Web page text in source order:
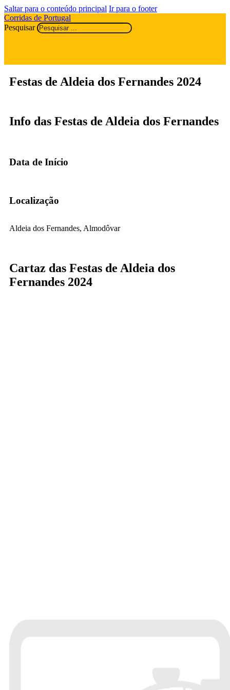
Saltar para o conteúdo principal Ir para o footer
Corridas de Portugal
Pesquisar
Festas de Aldeia dos Fernandes 2024
Info das Festas de Aldeia dos Fernandes
Data de Início
Localização
Aldeia dos Fernandes, Almodôvar
Cartaz das Festas de Aldeia dos
Fernandes 2024